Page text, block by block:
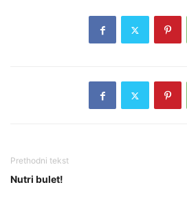
Prethodni tekst
Nutri bulet!